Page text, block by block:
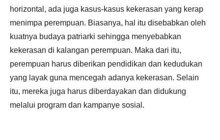
horizontal, ada juga kasus-kasus kekerasan yang kerap
menimpa perempuan. Biasanya, hal itu disebabkan oleh
kuatnya budaya patriarki sehingga menyebabkan
kekerasan di kalangan perempuan. Maka dari itu,
perempuan harus diberikan pendidikan dan kedudukan
yang layak guna mencegah adanya kekerasan. Selain
itu, mereka juga harus diberdayakan dan didukung
melalui program dan kampanye sosial.